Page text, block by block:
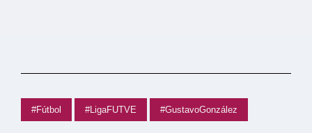
#Fútbol #LigaFUTVE #GustavoGonzález